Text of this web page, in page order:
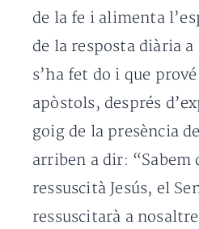
de la fe i alimenta
de la resposta diària a
s’ha fet do i que
apòstols, després
goig de la presència
arriben a dir: “Sabem
ressuscità Jesús, el
ressuscitarà a